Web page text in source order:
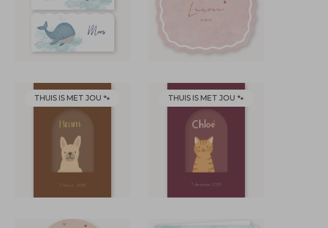
THUIS IS MET JOU 🐾 THUIS IS MET JOU 🐾